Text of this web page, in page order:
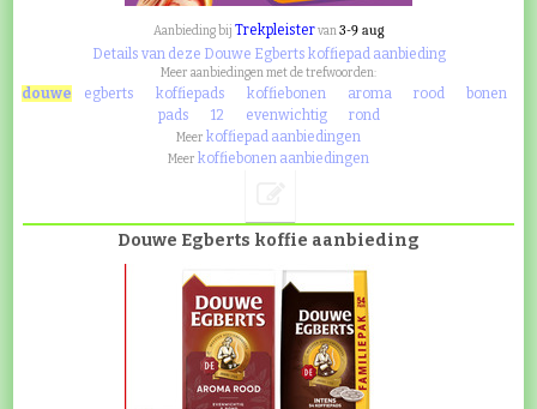
Aanbieding bij Trekpleistervan3-9 aug
Details van deze Douwe Egberts koffiepad aanbieding
Meer aanbiedingen met de trefwoorden:
douwe egberts koffiepads koffiebonen aroma rood
bonen
pads
12 evenwichtig rond
Meer koffiepad aanbiedingen
Meer koffiebonen aanbiedingen
Douwe Egberts koffie aanbieding